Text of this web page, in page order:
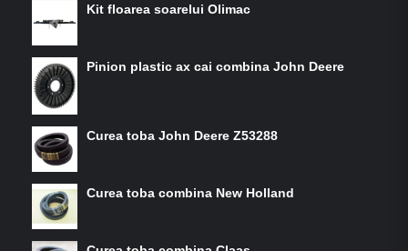
Kit floarea soarelui Olimac
Pinion plastic ax cai combina John Deere
Curea toba John Deere Z53288
Curea toba combina New Holland